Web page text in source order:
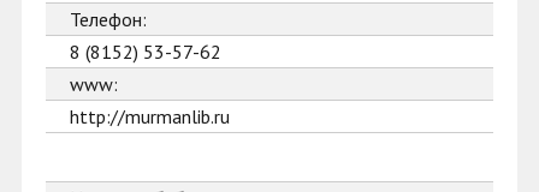
Телефон:
8 (8152) 53-57-62
www:
http://murmanlib.ru